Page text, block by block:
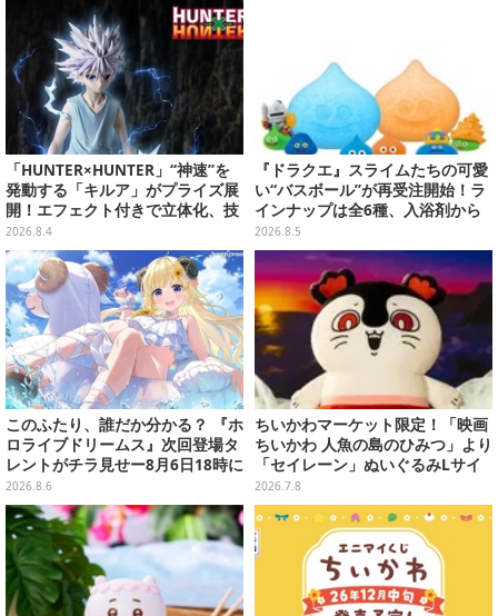
に追加へ
「HUNTER×HUNTER」“神速”を
発動する「キルア」がプライズ展
開！エフェクト付きで立体化、技
名アクリルパネル付き
2026.8.4
『ドラクエ』スライムたちの可愛
い“バスボール”が再受注開始！ラ
インナップは全6種、入浴剤から
モンスターのフィギュアが出てく
る
2026.8.5
このふたり、誰だか分かる？ 『ホ
ロライブドリームス』次回登場タ
レントがチラ見せー8月6日18時に
詳細が公開
2026.8.6
ちいかわマーケット限定！「映画
ちいかわ 人魚の島のひみつ」より
「セイレーン」ぬいぐるみLサイ
ズが7月24日より予約開始
2026.7.8